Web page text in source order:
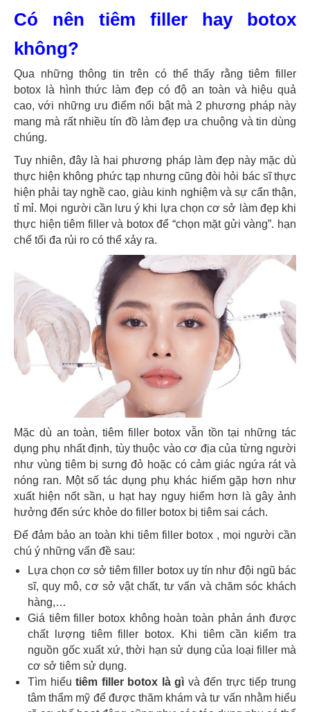
Có nên tiêm filler hay botox
không?
Qua những thông tin trên có thể thấy rằng tiêm filler
botox là hình thức làm đẹp có độ an toàn và hiệu quả
cao, với những ưu điểm nổi bật mà 2 phương pháp này
mang mà rất nhiều tín đồ làm đẹp ưa chuộng và tin dùng
chúng.
Tuy nhiên, đây là hai phương pháp làm đẹp này mặc dù
thực hiện không phức tạp nhưng cũng đòi hỏi bác sĩ thực
hiện phải tay nghề cao, giàu kinh nghiệm và sự cẩn thận,
tỉ mỉ. Mọi người cần lưu ý khi lựa chọn cơ sở làm đẹp khi
thực hiện tiêm filler và botox để “chọn mặt gửi vàng”. hạn
chế tối đa rủi ro có thể xảy ra.
Mặc dù an toàn, tiêm filler botox vẫn tồn tại những tác
dụng phụ nhất định, tùy thuộc vào cơ địa của từng người
như vùng tiêm bị sưng đỏ hoặc có cảm giác ngứa rát và
nóng ran. Một số tác dụng phụ khác hiếm gặp hơn như
xuất hiện nốt sần, u hạt hay nguy hiểm hơn là gây ảnh
hưởng đến sức khỏe do filler botox bị tiêm sai cách.
Để đảm bảo an toàn khi tiêm filler botox , mọi người cần
chú ý những vấn đề sau:
Lựa chọn cơ sở tiêm filler botox uy tín như đội ngũ bác
sĩ, quy mô, cơ sở vật chất, tư vấn và chăm sóc khách
hàng,…
Giá tiêm filler botox không hoàn toàn phản ánh được
chất lượng tiêm filler botox. Khi tiêm cần kiểm tra
nguồn gốc xuất xứ, thời hạn sử dụng của loại filler mà
cơ sở tiêm sử dụng.
Tìm hiểutiêm filler botox là gì và đến trực tiếp trung
tâm thẩm mỹ để được thăm khám và tư vấn nhằm hiểu